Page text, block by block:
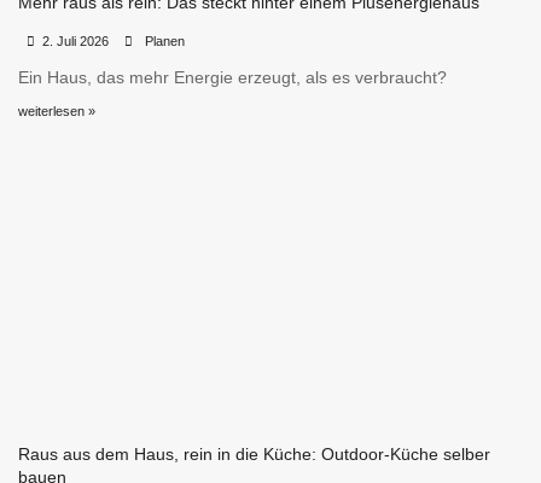
2. Juli 2026 Planen
Ein Haus, das mehr Energie erzeugt, als es verbraucht?
weiterlesen »
Raus aus dem Haus, rein in die Küche: Outdoor-Küche selber
bauen